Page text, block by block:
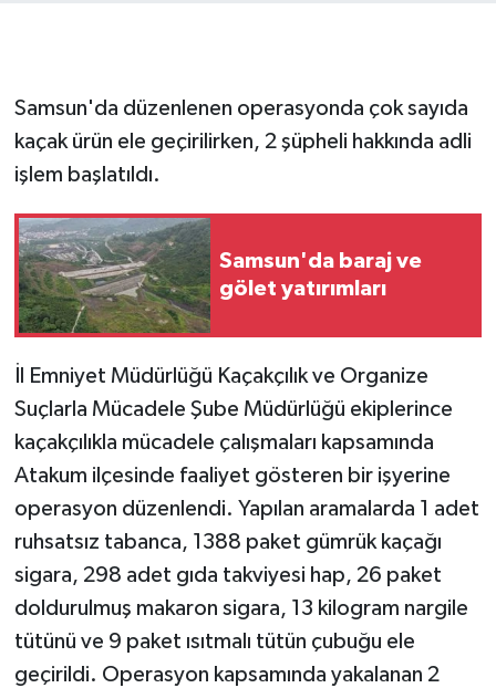
Samsun'da düzenlenen operasyonda çok sayıda
kaçak ürün ele geçirilirken, 2 şüpheli hakkında adli
işlem başlatıldı.
Samsun'da baraj ve
gölet yatırımları
İl Emniyet Müdürlüğü Kaçakçılık ve Organize
Suçlarla Mücadele Şube Müdürlüğü ekiplerince
kaçakçılıkla mücadele çalışmaları kapsamında
Atakum ilçesinde faaliyet gösteren bir işyerine
operasyon düzenlendi. Yapılan aramalarda 1 adet
ruhsatsız tabanca, 1388 paket gümrük kaçağı
sigara, 298 adet gıda takviyesi hap, 26 paket
doldurulmuş makaron sigara, 13 kilogram nargile
tütünü ve 9 paket ısıtmalı tütün çubuğu ele
geçirildi. Operasyon kapsamında yakalanan 2